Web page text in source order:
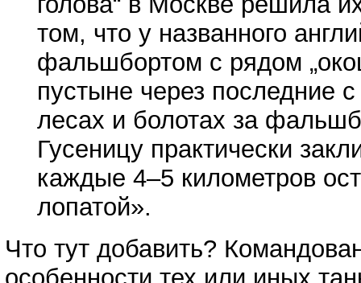
том, что у названного
фальшбортом с рядом
пустыне через последние
лесах и болотах за
Гусеницу практически
каждые 4–5 километров
лопатой».
Что тут добавить?